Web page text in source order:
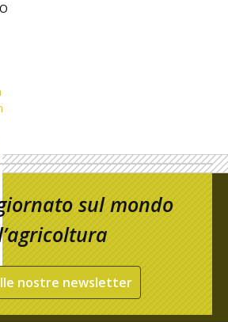
sul mondo
nostre newsletter